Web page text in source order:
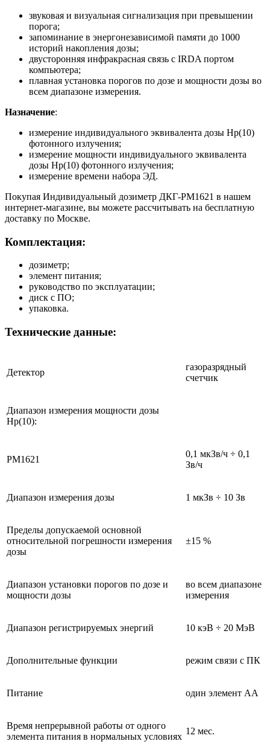
звуковая и визуальная сигнализация при превышении
порога;
запоминание в энергонезависимой памяти до 1000
историй накопления дозы;
двусторонняя инфракрасная связь с IRDA портом
компьютера;
плавная установка порогов по дозе и мощности дозы во
всем диапазоне измерения.
Назначение:
измерение индивидуального эквивалента дозы Hp(10)
фотонного излучения;
измерение мощности индивидуального эквивалента
дозы Hp(10) фотонного излучения;
измерение времени набора ЭД.
Покупая Индивидуальный дозиметр ДКГ-PM1621 в нашем
интернет-магазине, вы можете рассчитывать на бесплатную
доставку по Москве.
Комплектация:
дозиметр;
элемент питания;
руководство по эксплуатации;
диск с ПО;
упаковка.
Технические данные:
Детектор
газоразрядный
счетчик
Диапазон измерения мощности дозы
Нp(10):
РМ1621
0,1 мкЗв/ч ÷ 0,1
Зв/ч
Диапазон измерения дозы 1 мкЗв ÷ 10 Зв
Пределы допускаемой основной
относительной погрешности измерения
дозы
±15 %
Диапазон установки порогов по дозе и
мощности дозы
во всем диапазоне
измерения
Диапазон регистрируемых энергий 10 кэВ ÷ 20 МэВ
Дополнительные функции режим связи с ПК
Питание один элемент AA
Время непрерывной работы от одного
элемента питания в нормальных условиях
12 мес.